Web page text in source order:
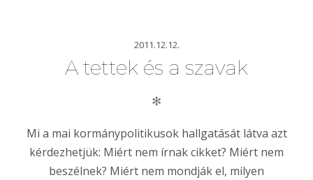
2011.12.12.
A tettek és a szavak
✻
Mi a mai kormánypolitikusok hallgatását látva azt
kérdezhetjük: Miért nem írnak cikket? Miért nem
beszélnek? Miért nem mondják el, milyen